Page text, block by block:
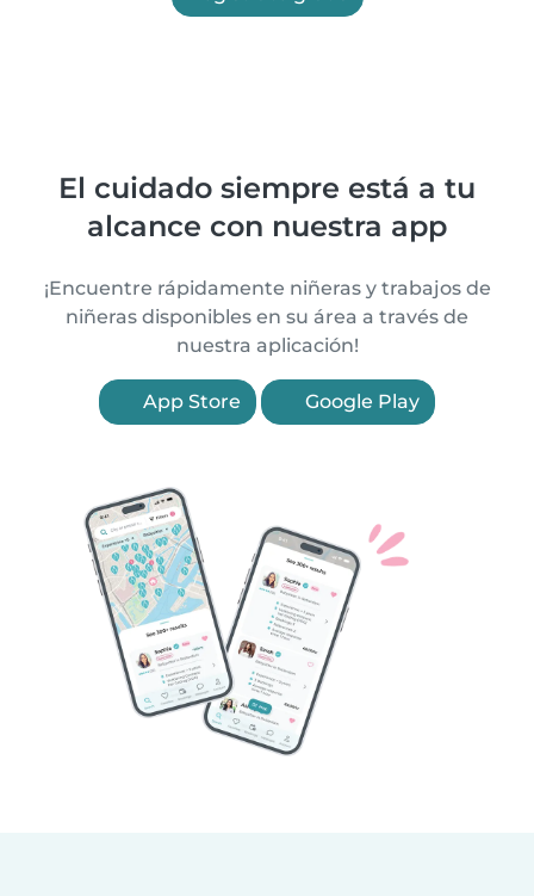
El cuidado siempre está a tu
alcance con nuestra app
¡Encuentre rápidamente niñeras y trabajos de
niñeras disponibles en su área a través de
nuestra aplicación!
App Store Google Play